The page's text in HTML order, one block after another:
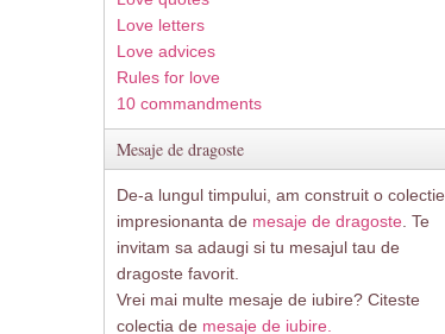
Love letters
Love advices
Rules for love
10 commandments
Mesaje de dragoste
De-a lungul timpului, am construit o colectie
impresionanta de mesaje de dragoste . Te
invitam sa adaugi si tu mesajul tau de
dragoste favorit.
Vrei mai multe mesaje de iubire? Citeste
colectia de mesaje de iubire.